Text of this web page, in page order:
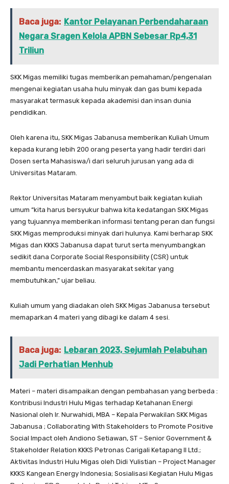
Baca juga: Kantor Pelayanan Perbendaharaan
Negara Sragen Kelola APBN Sebesar Rp4,31
Triliun
SKK Migas memiliki tugas memberikan pemahaman/pengenalan
mengenai kegiatan usaha hulu minyak dan gas bumi kepada
masyarakat termasuk kepada akademisi dan insan dunia
pendidikan.
Oleh karena itu, SKK Migas Jabanusa memberikan Kuliah Umum
kepada kurang lebih 200 orang peserta yang hadir terdiri dari
Dosen serta Mahasiswa/i dari seluruh jurusan yang ada di
Universitas Mataram.
Rektor Universitas Mataram menyambut baik kegiatan kuliah
umum “kita harus bersyukur bahwa kita kedatangan SKK Migas
yang tujuannya memberikan informasi tentang peran dan fungsi
SKK Migas memproduksi minyak dari hulunya. Kami berharap SKK
Migas dan KKKS Jabanusa dapat turut serta menyumbangkan
sedikit dana Corporate Social Responsibility (CSR) untuk
membantu mencerdaskan masyarakat sekitar yang
membutuhkan,” ujar beliau.
Kuliah umum yang diadakan oleh SKK Migas Jabanusa tersebut
memaparkan 4 materi yang dibagi ke dalam 4 sesi.
Baca juga: Lebaran 2023, Sejumlah Pelabuhan
Jadi Perhatian Menhub
Materi – materi disampaikan dengan pembahasan yang berbeda :
Kontribusi Industri Hulu Migas terhadap Ketahanan Energi
Nasional oleh Ir. Nurwahidi, MBA – Kepala Perwakilan SKK Migas
Jabanusa ; Collaborating With Stakeholders to Promote Positive
Social Impact oleh Andiono Setiawan, ST – Senior Government &
Stakeholder Relation KKKS Petronas Carigali Ketapang II Ltd.;
Aktivitas Industri Hulu Migas oleh Didi Yulistian – Project Manager
KKKS Kangean Energy Indonesia; Sosialisasi Kegiatan Hulu Migas